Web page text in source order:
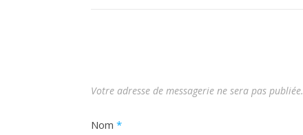
Votre adresse de messagerie ne sera pas publiée.
Nom *